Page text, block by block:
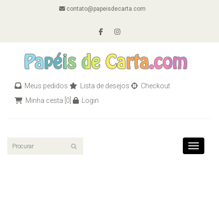
contato@papeisdecarta.com
Meus pedidos Lista de desejos
Checkout
Minha cesta [0] Login
Toggle